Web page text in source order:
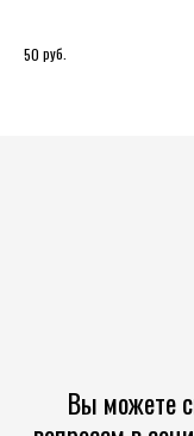
50 руб.
Вы можете